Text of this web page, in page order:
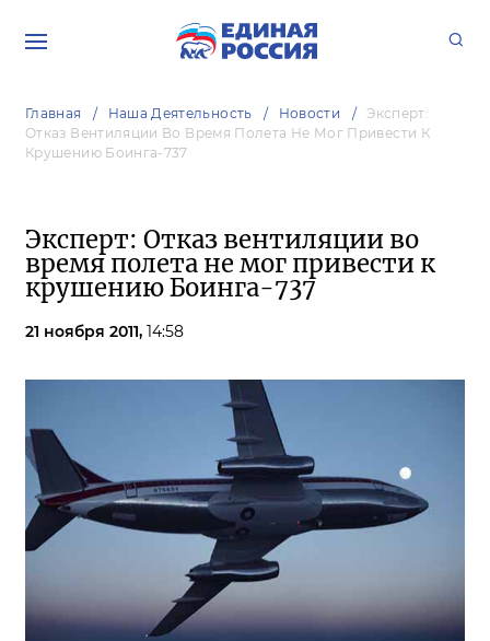
Главная Наша Деятельность Новости
Эксперт:
Отказ Вентиляции Во Время Полета Не Мог Привести К
Крушению Боинга-737
Эксперт: Отказ вентиляции во
время полета не мог привести к
крушению Боинга-737
21 ноября 2011, 14:58